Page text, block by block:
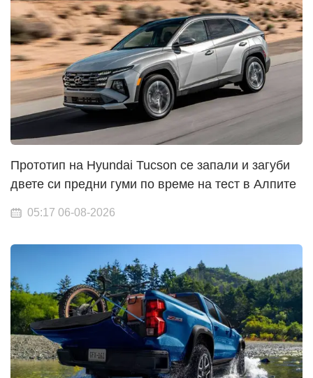
Прототип на Hyundai Tucson се запали и загуби
двете си предни гуми по време на тест в Алпите
05:17 06-08-2026